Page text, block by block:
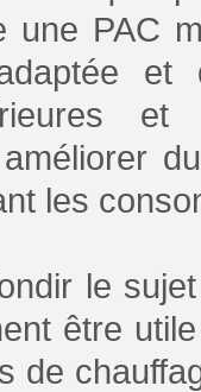
une PAC
et
et
les
le
être
de